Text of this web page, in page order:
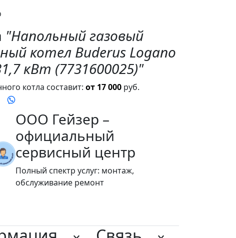
"Напольный газовый
котел Buderus Logano
кВт (7731600025)"
котла составит: от 17 000 руб.
ООО Гейзер –
официальный
сервисный центр
Полный спектр услуг: монтаж,
обслуживание ремонт